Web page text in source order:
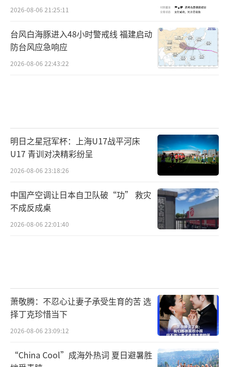
2026-08-06 21:25:11
台风白海豚进入48小时警戒线 福建启动
防台风应急响应
2026-08-06 22:43:22
明日之星冠军杯：上海U17战平河床
U17 青训对决精彩纷呈
2026-08-06 23:18:26
中国产空调让日本自卫队破“功” 救灾
不成反成桌
2026-08-06 22:01:40
萧敬腾：不忍心让妻子承受生育的苦 选
择丁克珍惜当下
2026-08-06 23:09:12
“China Cool”成海外热词 夏日避暑胜